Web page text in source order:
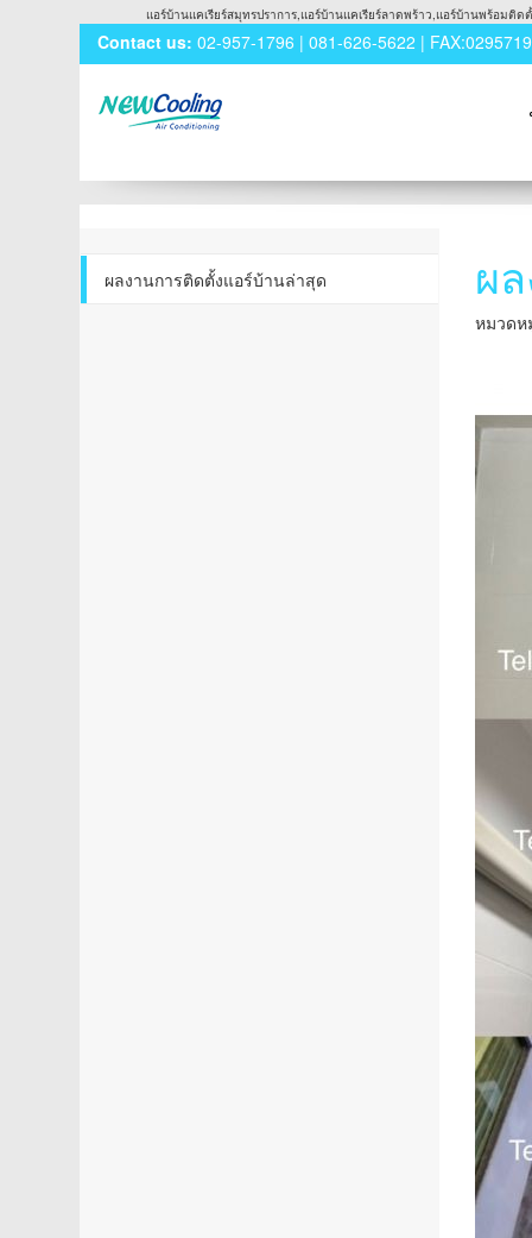
แอร์บ้านแคเรียร์สมุทรปราการ,แอร์บ้านแคเรียร์ลาดพร้าว,แอร์บ้านพร้อม
Contact us: 02-957-1796 | 081-626-5622 |
ผลงานการติดตั้งแอร์บ้านล่าสุด ผ
หมวดห